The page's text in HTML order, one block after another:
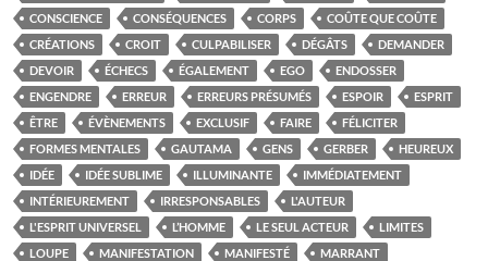
CONSCIENCE
CONSÉQUENCES CORPS
COÛTE QUE COÛTE
CRÉATIONS
CROIT CULPABILISER DÉGÂTS
DEMANDER
DEVOIR
ÉCHECS ÉGALEMENT EGO
ENDOSSER
ENGENDRE
ERREUR ERREURS PRÉSUMÉS ESPOIR
ESPRIT
ÊTRE
ÉVÈNEMENTS EXCLUSIF FAIRE
FÉLICITER
FORMES MENTALES
GAUTAMA GENS GERBER
HEUREUX
IDÉE
IDÉE SUBLIME ILLUMINANTE
IMMÉDIATEMENT
INTÉRIEUREMENT
IRRESPONSABLES
L'AUTEUR
L'ESPRIT UNIVERSEL
L’HOMME LE SEUL ACTEUR
LIMITES
LOUPE
MANIFESTATION MANIFESTÉ
MARRANT